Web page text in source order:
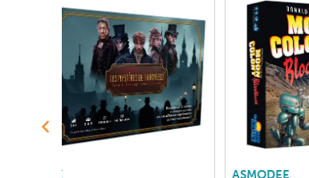
GIGAMIC